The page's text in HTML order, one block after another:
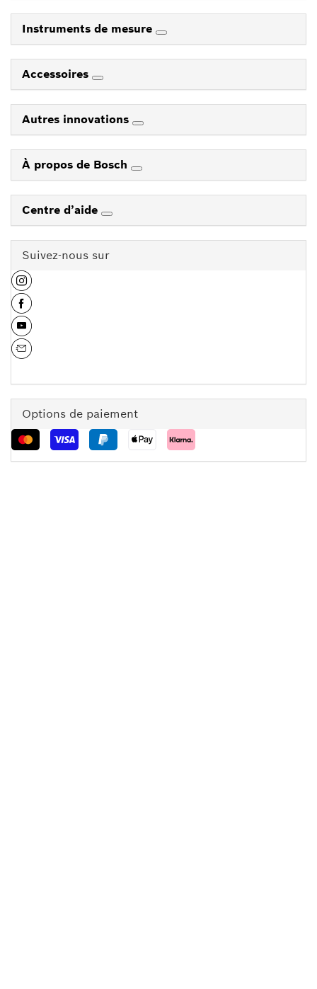
Instruments de mesure
Accessoires
Autres innovations
À propos de Bosch
Centre d’aide
Suivez-nous sur
Options de paiement